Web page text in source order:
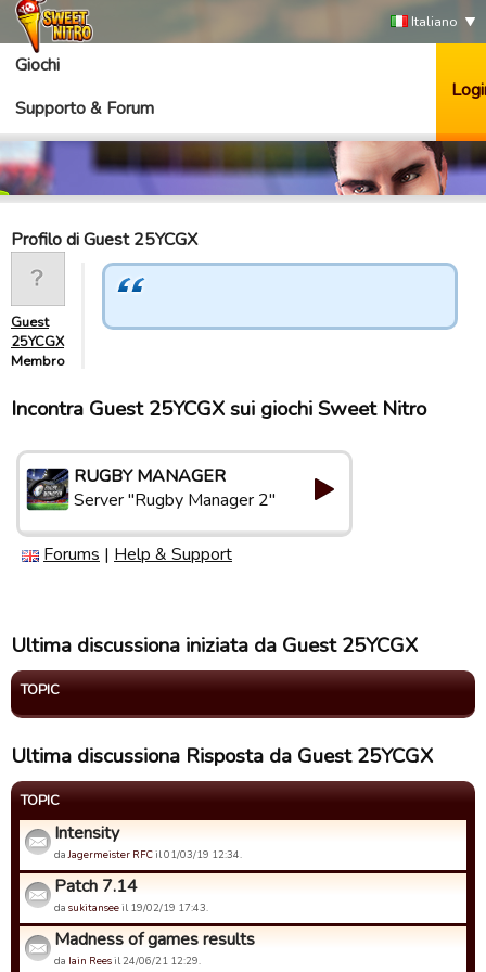
Italiano
Giochi
Supporto & Forum
Profilo di Guest 25YCGX
Guest
25YCGX
Membro
Incontra Guest 25YCGX sui giochi Sweet Nitro
RUGBY MANAGER
Server "Rugby Manager 2"
Forums | Help & Support
Ultima discussiona iniziata da Guest 25YCGX
TOPIC
Ultima discussiona Risposta da Guest 25YCGX
TOPIC
Intensity
daJagermeister RFCil 01/03/19 12:34.
Patch 7.14
da sukitanseeil 19/02/19 17:43.
Madness of games results
da Iain Reesil 24/06/21 12:29.